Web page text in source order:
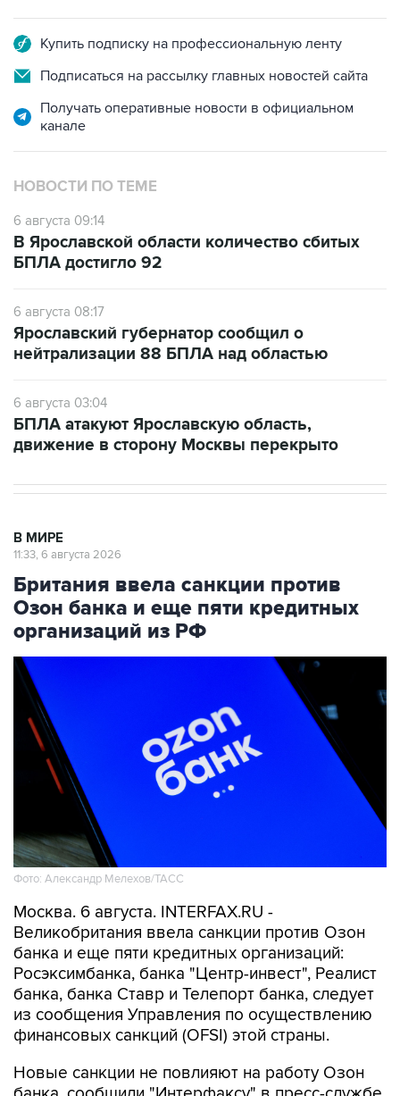
Купить подписку на профессиональную ленту
Подписаться на рассылку главных новостей сайта
Получать оперативные новости в официальном
канале
НОВОСТИ ПО ТЕМЕ
6 августа 09:14
В Ярославской области количество сбитых
БПЛА достигло 92
6 августа 08:17
Ярославский губернатор сообщил о
нейтрализации 88 БПЛА над областью
6 августа 03:04
БПЛА атакуют Ярославскую область,
движение в сторону Москвы перекрыто
В МИРЕ
11:33, 6 августа 2026
Британия ввела санкции против
Озон банка и еще пяти кредитных
организаций из РФ
Фото: Александр Мелехов/ТАСС
Москва. 6 августа. INTERFAX.RU -
Великобритания ввела санкции против Озон
банка и еще пяти кредитных организаций:
Росэксимбанка, банка "Центр-инвест", Реалист
банка, банка Ставр и Телепорт банка, следует
из сообщения Управления по осуществлению
финансовых санкций (OFSI) этой страны.
Новые санкции не повлияют на работу Озон